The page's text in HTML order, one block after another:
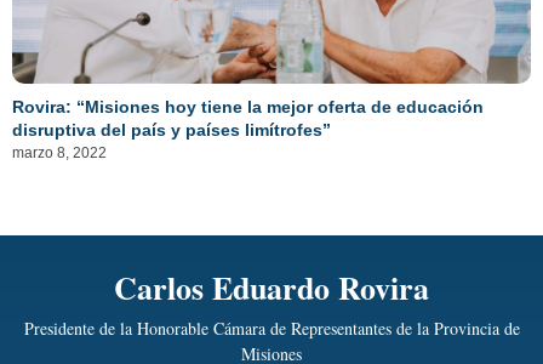
Rovira: “Misiones hoy tiene la mejor oferta de educación
disruptiva del país y países limítrofes”
marzo 8, 2022
Carlos Eduardo Rovira
Presidente de la Honorable Cámara de Representantes de la Provincia de
Misiones